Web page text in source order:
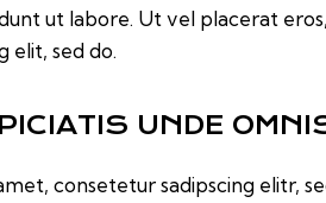
ut labore. Ut vel placerat
elit, sed do.
UNDE
consetetur sadipscing elitr,